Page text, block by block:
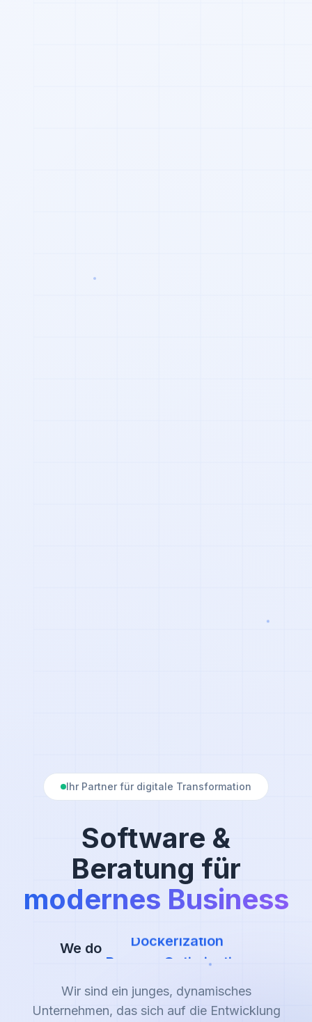
Ihr Partner für digitale Transformation
Software &
Beratung für
modernes Business
We do AI & Machine Learning
Kubernetes
Dockerization
Process Optimization
Wir sind ein junges, dynamisches
Unternehmen, das sich auf die Entwicklung